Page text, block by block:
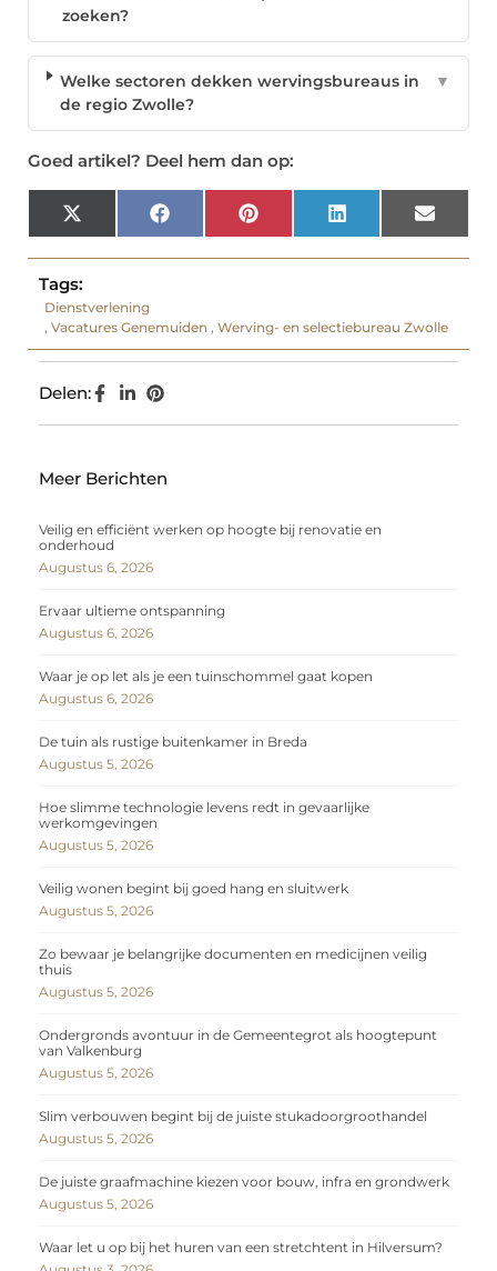
zoeken?
Welke sectoren dekken wervingsbureaus in
de regio Zwolle?
▼
Goed artikel? Deel hem dan op:
X
(Twitter)
Facebook Pinterest LinkedIn Email
Tags:
Dienstverlening
, Vacatures Genemuiden , Werving- en selectiebureau Zwolle
Delen:
Meer Berichten
Veilig en efficiënt werken op hoogte bij renovatie en
onderhoud
Augustus 6, 2026
Ervaar ultieme ontspanning
Augustus 6, 2026
Waar je op let als je een tuinschommel gaat kopen
Augustus 6, 2026
De tuin als rustige buitenkamer in Breda
Augustus 5, 2026
Hoe slimme technologie levens redt in gevaarlijke
werkomgevingen
Augustus 5, 2026
Veilig wonen begint bij goed hang en sluitwerk
Augustus 5, 2026
Zo bewaar je belangrijke documenten en medicijnen veilig
thuis
Augustus 5, 2026
Ondergronds avontuur in de Gemeentegrot als hoogtepunt
van Valkenburg
Augustus 5, 2026
Slim verbouwen begint bij de juiste stukadoorgroothandel
Augustus 5, 2026
De juiste graafmachine kiezen voor bouw, infra en grondwerk
Augustus 5, 2026
Waar let u op bij het huren van een stretchtent in Hilversum?